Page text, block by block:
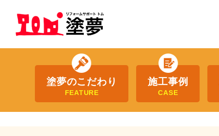
塗夢のこだわり
FEATURE
施工事例
CASE